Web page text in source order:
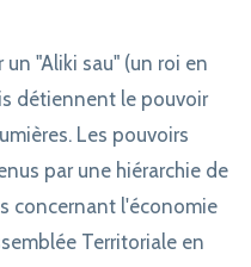
"Aliki sau" (un roi en
détiennent le pouvoir
Les pouvoirs
par une hiérarchie de
concernant l'économie
Territoriale en